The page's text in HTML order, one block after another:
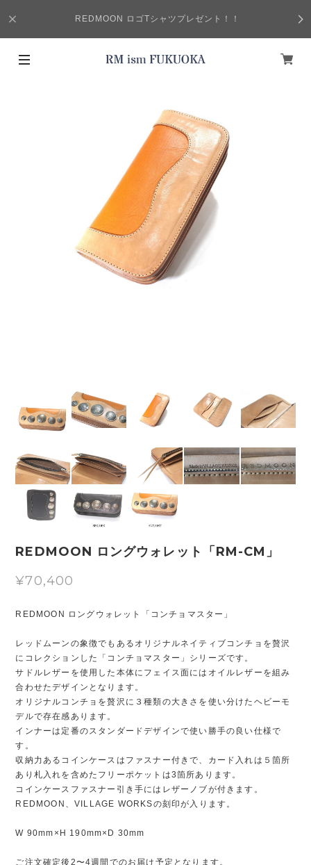
REDMOON ロゴTシャツプレゼント！！
REDMOON ロングウォレット「RM-CM」
¥70,400
REDMOON ロングウォレット「コンチョマスター」
レッドムーンの象徴でもあるオリジナルネイティブコンチョを贅沢
にコレクションした「コンチョマスター」シリーズです。
サドルレザーを使用した本体にフェイス面にはオイルレザーを組み
合わせたデザインとなります。
オリジナルコンチョを贅沢に３種類の大きさを使い分けたヘビーモ
デルで存在感あります。
インナーは定番のスタンダードデザインで使い勝手の良い仕様で
す。
収納力あるコインケースはファスナー付きで、カード入れは５箇所
あり札入れを含めたフリーポケットは3箇所あります。
コインケースファスナー引き手にはレザーノブが付きます。
REDMOON、VILLAGE WORKSの刻印が入ります。
W 90mm×H 190mm×D 30mm
ご注文確定後2〜4週間でのお届け予定となります。